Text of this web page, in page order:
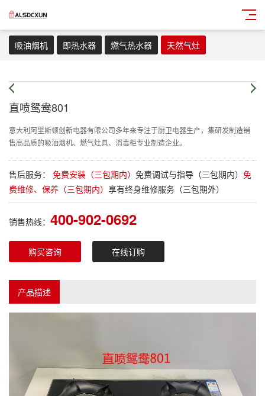
吸油烟机 即热水器 燃气热水器 天然气灶
直喷鸳鸯801
意大利阿里斯顿创新电器有限公司多年来专注于厨卫电器生产，集研发制造销
售高品质的吸油烟机、燃气灶具、消毒柜专业制造企业。
售后服务： 免费安装（三包期内） 免费调试与指导（三包期内） 免
费维修、保养（三包期内） 享有终身维修服务（三包期外）
销售热线： 400-902-0692
购买咨询 在线订购
产品描述